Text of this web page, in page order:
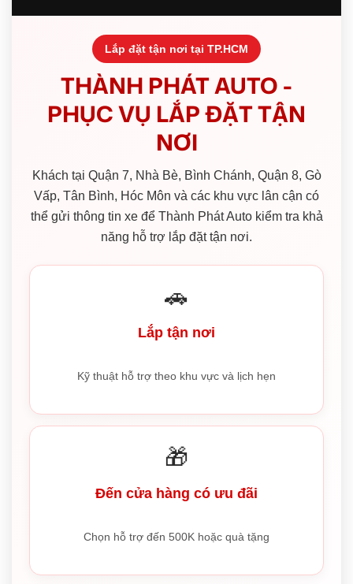
Lắp đặt tận nơi tại TP.HCM
THÀNH PHÁT AUTO -
PHỤC VỤ LẮP ĐẶT TẬN
NƠI
Khách tại Quận 7, Nhà Bè, Bình Chánh, Quận 8, Gò
Vấp, Tân Bình, Hóc Môn và các khu vực lân cận có
thể gửi thông tin xe để Thành Phát Auto kiểm tra khả
năng hỗ trợ lắp đặt tận nơi.
🚗
Lắp tận nơi
Kỹ thuật hỗ trợ theo khu vực và lịch hẹn
🎁
Đến cửa hàng có ưu đãi
Chọn hỗ trợ đến 500K hoặc quà tặng